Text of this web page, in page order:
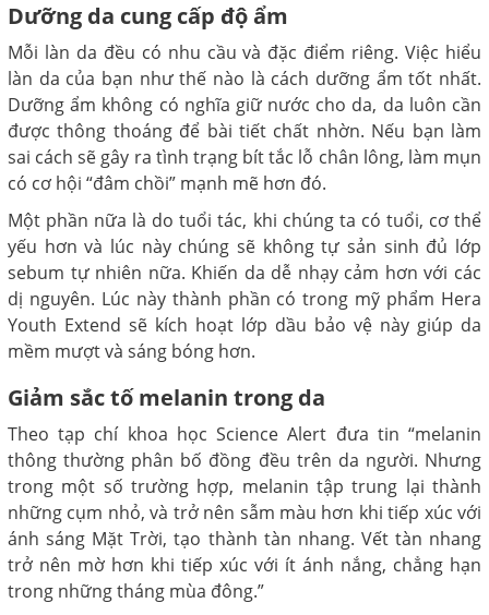
Dưỡng da cung cấp độ ẩm
Mỗi làn da đều có nhu cầu và đặc điểm riêng. Việc hiểu
làn da của bạn như thế nào là cách dưỡng ẩm tốt nhất.
Dưỡng ẩm không có nghĩa giữ nước cho da, da luôn cần
được thông thoáng để bài tiết chất nhờn. Nếu bạn làm
sai cách sẽ gây ra tình trạng bít tắc lỗ chân lông, làm mụn
có cơ hội “đâm chồi” mạnh mẽ hơn đó.
Một phần nữa là do tuổi tác, khi chúng ta có tuổi, cơ thể
yếu hơn và lúc này chúng sẽ không tự sản sinh đủ lớp
sebum tự nhiên nữa. Khiến da dễ nhạy cảm hơn với các
dị nguyên. Lúc này thành phần có trong mỹ phẩm Hera
Youth Extend sẽ kích hoạt lớp dầu bảo vệ này giúp da
mềm mượt và sáng bóng hơn.
Giảm sắc tố melanin trong da
Theo tạp chí khoa học Science Alert đưa tin “melanin
thông thường phân bố đồng đều trên da người. Nhưng
trong một số trường hợp, melanin tập trung lại thành
những cụm nhỏ, và trở nên sẫm màu hơn khi tiếp xúc với
ánh sáng Mặt Trời, tạo thành tàn nhang. Vết tàn nhang
trở nên mờ hơn khi tiếp xúc với ít ánh nắng, chẳng hạn
trong những tháng mùa đông.”